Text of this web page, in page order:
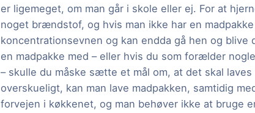
er ligemeget, om man går i skole eller ej. For at
noget brændstof, og hvis man ikke har en
koncentrationsevnen og kan endda gå hen og
en madpakke med – eller hvis du som forælder
– skulle du måske sætte et mål om, at det skal
overskueligt, kan man lave madpakken, samtidig
forvejen i køkkenet, og man behøver ikke at bruge